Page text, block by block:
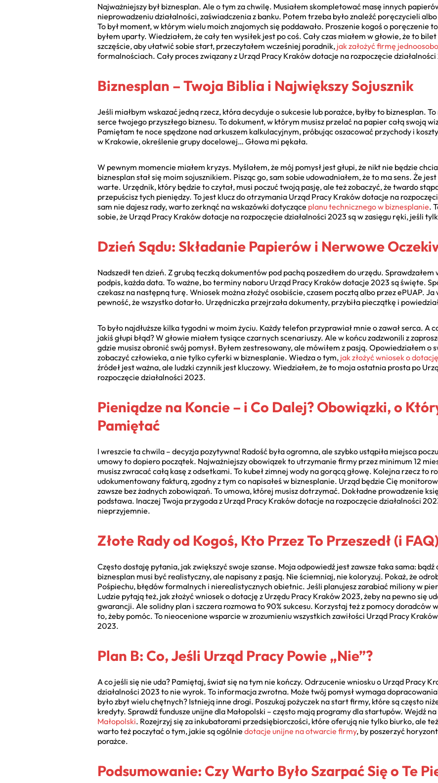
Najważniejszy był biznesplan. Ale o tym za chwilę. Musiałem skompletować masę innych
nieprowadzeniu działalności, zaświadczenia z banku. Potem trzeba było znaleźć poręczycieli
To był moment, w którym wielu moich znajomych się poddawało. Proszenie kogoś o poręczenie
byłem uparty. Wiedziałem, że cały ten wysiłek jest po coś. Cały czas miałem w głowie, że to
szczęście, aby ułatwić sobie start, przeczytałem wcześniej poradnik, jak założyć firmę
formalnościach. Cały proces związany z Urząd Pracy Kraków dotacje na rozpoczęcie
Biznesplan – Twoja Biblia i Największy Sojusznik
Jeśli miałbym wskazać jedną rzecz, która decyduje o sukcesie lub porażce, byłby to biznesplan.
serce twojego przyszłego biznesu. To dokument, w którym musisz przelać na papier całą swoją
Pamiętam te noce spędzone nad arkuszem kalkulacyjnym, próbując oszacować przychody i
w Krakowie, określenie grupy docelowej… Głowa mi pękała.
W pewnym momencie miałem kryzys. Myślałem, że mój pomysł jest głupi, że nikt nie będzie
biznesplan stał się moim sojusznikiem. Pisząc go, sam sobie udowadniałem, że to ma sens. Że
warte. Urzędnik, który będzie to czytał, musi poczuć twoją pasję, ale też zobaczyć, że twardo
przepuścisz tych pieniędzy. To jest klucz do otrzymania Urząd Pracy Kraków dotacje na
sam nie dajesz rady, warto zerknąć na wskazówki dotyczące planu technicznego w biznesplanie.
sobie, że Urząd Pracy Kraków dotacje na rozpoczęcie działalności 2023 są w zasięgu ręki, jeśli
Dzień Sądu: Składanie Papierów i Nerwowe
Nadszedł ten dzień. Z grubą teczką dokumentów pod pachą poszedłem do urzędu. Sprawdzałem
podpis, każda data. To ważne, bo terminy naboru Urząd Pracy Kraków dotacje 2023 są święte.
czekasz na następną turę. Wniosek można złożyć osobiście, czasem pocztą albo przez ePUAP.
pewność, że wszystko dotarło. Urzędniczka przejrzała dokumenty, przybiła pieczątkę i
To było najdłuższe kilka tygodni w moim życiu. Każdy telefon przyprawiał mnie o zawał serca. A
jakiś głupi błąd? W głowie miałem tysiące czarnych scenariuszy. Ale w końcu zadzwonili z
gdzie musisz obronić swój pomysł. Byłem zestresowany, ale mówiłem z pasją. Opowiedziałem
zobaczyć człowieka, a nie tylko cyferki w biznesplanie. Wiedza o tym, jak złożyć wniosek o
źródeł jest ważna, ale ludzki czynnik jest kluczowy. Wiedziałem, że to moja ostatnia prosta po
rozpoczęcie działalności 2023.
Pieniądze na Koncie – i Co Dalej? Obowiązki, o
Pamiętać
I wreszcie ta chwila – decyzja pozytywna! Radość była ogromna, ale szybko ustąpiła miejsca
umowy to dopiero początek. Najważniejszy obowiązek to utrzymanie firmy przez minimum 12
musisz zwracać całą kasę z odsetkami. To kubeł zimnej wody na gorącą głowę. Kolejna rzecz to
udokumentowany fakturą, zgodny z tym co napisałeś w biznesplanie. Urząd będzie Cię
zawsze bez żadnych zobowiązań. To umowa, której musisz dotrzymać. Dokładne prowadzenie
podstawa. Inaczej Twoja przygoda z Urząd Pracy Kraków dotacje na rozpoczęcie działalności
nieprzyjemnie.
Złote Rady od Kogoś, Kto Przez To Przeszedł (i FAQ)
Często dostaję pytania, jak zwiększyć swoje szanse. Moja odpowiedź jest zawsze taka sama:
biznesplan musi być realistyczny, ale napisany z pasją. Nie ściemniaj, nie koloryzuj. Pokaż, że
Pośpiechu, błędów formalnych i nierealistycznych obietnic. Jeśli planujesz zarabiać miliony w
Ludzie pytają też, jak złożyć wniosek o dotację z Urzędu Pracy Kraków 2023, żeby na pewno się
gwarancji. Ale solidny plan i szczera rozmowa to 90% sukcesu. Korzystaj też z pomocy doradców
to, żeby pomóc. To nieocenione wsparcie w zrozumieniu wszystkich zawiłości Urząd Pracy
2023.
Plan B: Co, Jeśli Urząd Pracy Powie „Nie”?
A co jeśli się nie uda? Pamiętaj, świat się na tym nie kończy. Odrzucenie wniosku o Urząd Pracy
działalności 2023 to nie wyrok. To informacja zwrotna. Może twój pomysł wymaga
było zbyt wielu chętnych? Istnieją inne drogi. Poszukaj pożyczek na start firmy, które są często
kredyty. Sprawdź fundusze unijne dla Małopolski – często mają programy dla startupów. Wejdź
Małopolski. Rozejrzyj się za inkubatorami przedsiębiorczości, które oferują nie tylko biurko, ale
warto też poczytać o tym, jakie są ogólnie dotacje unijne na otwarcie firmy, by poszerzyć
porażce.
Podsumowanie: Czy Warto Było Szarpać Się o Te